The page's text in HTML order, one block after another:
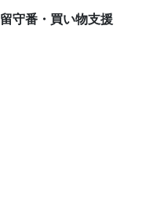
留守番・買い物支援